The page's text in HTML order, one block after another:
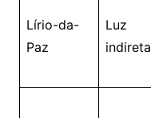
Lírio-da-
Paz
Luz
indireta